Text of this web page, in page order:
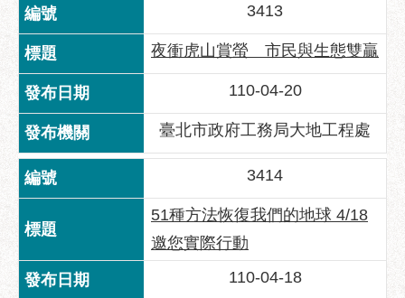
所
屬
各
處
聯
絡
電
話
3413
夜衝虎山賞螢 市民與生態雙贏
110-04-20
臺北市政府工務局大地工程處
3414
51種方法恢復我們的地球 4/18
邀您實際行動
110-04-18